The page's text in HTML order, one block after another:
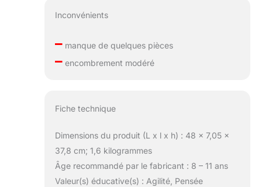
Inconvénients
–manque de quelques pièces
–encombrement modéré
Fiche technique
Dimensions du produit (L x l x h) : 48 x 7,05 x
37,8 cm; 1,6 kilogrammes
Âge recommandé par le fabricant : 8 – 11 ans
Valeur(s) éducative(s) : Agilité, Pensée